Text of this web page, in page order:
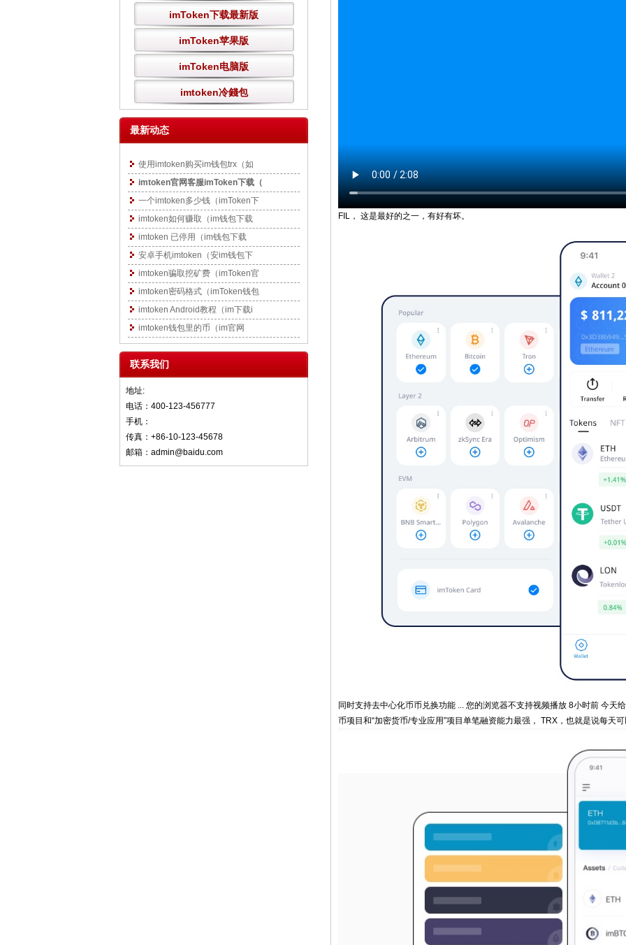
imToken下载最新版
imToken苹果版
imToken电脑版
imtoken冷錢包
最新动态
使用imtoken购买im钱包trx（如
imtoken官网客服imToken下载（
一个imtoken多少钱（imToken下
imtoken如何赚取（im钱包下载
imtoken 已停用（im钱包下载
安卓手机imtoken（安im钱包下
imtoken骗取挖矿费（imToken官
imtoken密码格式（imToken钱包
imtoken Android教程（im下载i
imtoken钱包里的币（im官网
联系我们
地址:
电话：400-123-456777
手机：
传真：+86-10-123-45678
邮箱：admin@baidu.com
FIL， 这是最好的之一，有好有坏。
同时支持去中心化币币兑换功能 ... 您的浏览器不支持视频播放 8小时前 今天
币项目和“加密货币/专业应用”项目单笔融资能力最强， TRX，也就是说每天